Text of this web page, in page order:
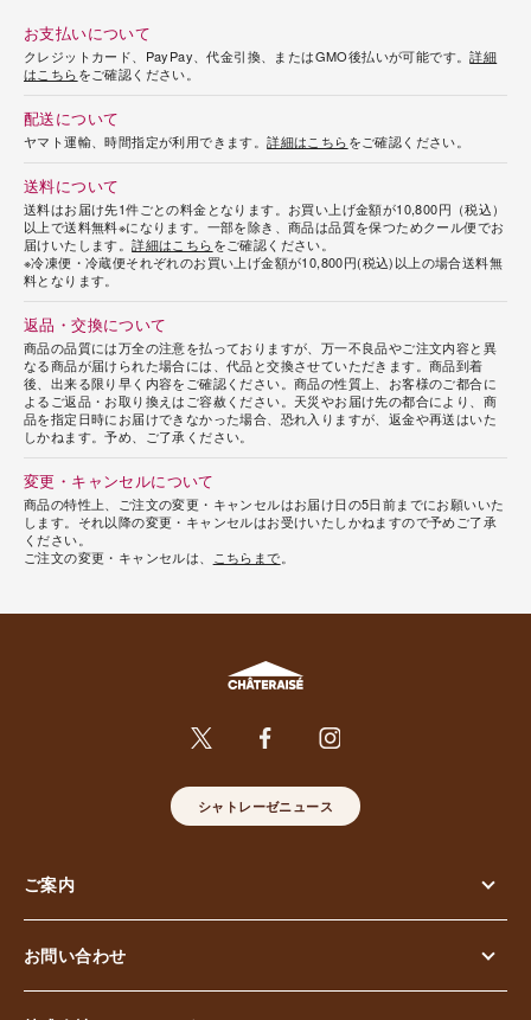
お支払いについて
クレジットカード、PayPay、代金引換、またはGMO後払いが可能です。詳細
はこちらをご確認ください。
配送について
ヤマト運輸、時間指定が利用できます。詳細はこちらをご確認ください。
送料について
送料はお届け先1件ごとの料金となります。お買い上げ金額が10,800円（税込）
以上で送料無料※になります。一部を除き、商品は品質を保つためクール便でお
届けいたします。詳細はこちらをご確認ください。
※冷凍便・冷蔵便それぞれのお買い上げ金額が10,800円(税込)以上の場合送料無
料となります。
返品・交換について
商品の品質には万全の注意を払っておりますが、万一不良品やご注文内容と異
なる商品が届けられた場合には、代品と交換させていただきます。商品到着
後、出来る限り早く内容をご確認ください。商品の性質上、お客様のご都合に
よるご返品・お取り換えはご容赦ください。天災やお届け先の都合により、商
品を指定日時にお届けできなかった場合、恐れ入りますが、返金や再送はいた
しかねます。予め、ご了承ください。
変更・キャンセルについて
商品の特性上、ご注文の変更・キャンセルはお届け日の5日前までにお願いいた
します。それ以降の変更・キャンセルはお受けいたしかねますので予めご了承
ください。
ご注文の変更・キャンセルは、
こちらまで
シャトレーゼニュース
ご案内
お問い合わせ